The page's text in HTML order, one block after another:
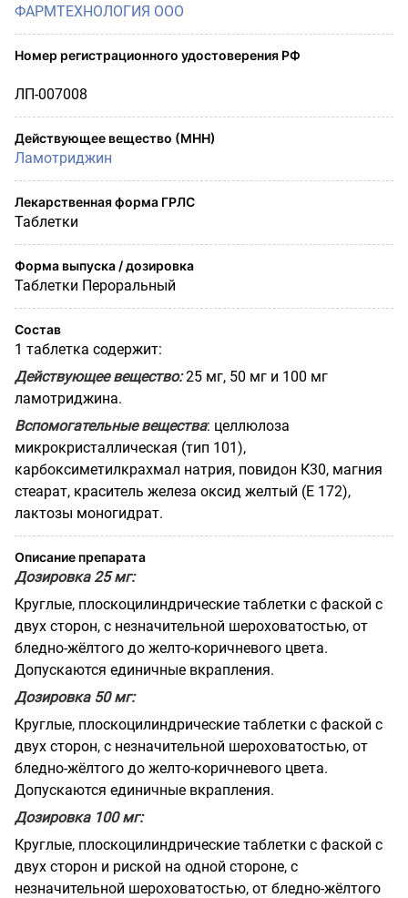
ФАРМТЕХНОЛОГИЯ ООО
Номер регистрационного удостоверения РФ
ЛП-007008
Действующее вещество (МНН)
Ламотриджин
Лекарственная форма ГРЛС
Таблетки
Форма выпуска / дозировка
Таблетки Пероральный
Состав
1 таблетка содержит:
Действующее вещество:25 мг, 50 мг и 100 мг
ламотриджина.
Вспомогательные вещества: целлюлоза
микрокристаллическая (тип 101),
карбоксиметилкрахмал натрия, повидон К30, магния
стеарат, краситель железа оксид желтый (Е 172),
лактозы моногидрат.
Описание препарата
Дозировка 25 мг:
Круглые, плоскоцилиндрические таблетки с фаской с
двух сторон, с незначительной шероховатостью, от
бледно-жёлтого до желто-коричневого цвета.
Допускаются единичные вкрапления.
Дозировка 50 мг:
Круглые, плоскоцилиндрические таблетки с фаской с
двух сторон, с незначительной шероховатостью, от
бледно-жёлтого до желто-коричневого цвета.
Допускаются единичные вкрапления.
Дозировка 100 мг:
Круглые, плоскоцилиндрические таблетки с фаской с
двух сторон и риской на одной стороне, с
незначительной шероховатостью, от бледно-жёлтого